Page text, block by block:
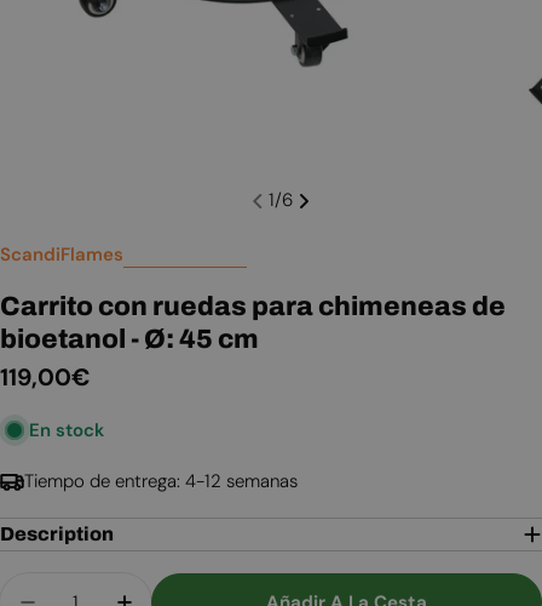
1/6
ScandiFlames
Carrito con ruedas para chimeneas de
bioetanol - Ø: 45 cm
Precio
119,00€
En stock
Tiempo de entrega: 4-12 semanas
Description